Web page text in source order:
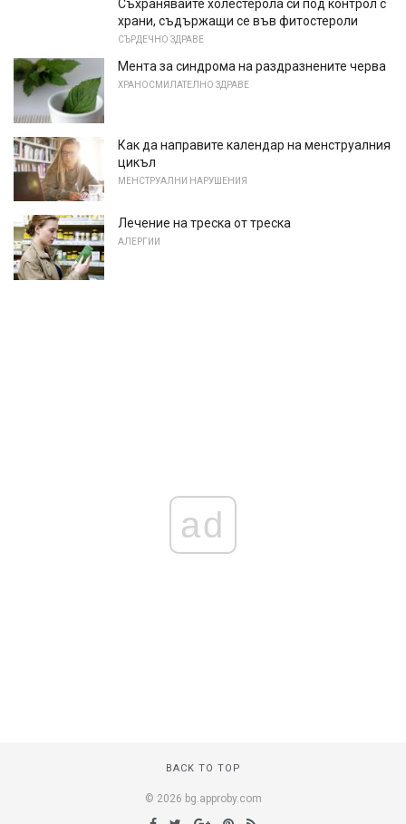
Съхранявайте холестерола си под контрол с
храни, съдържащи се във фитостероли
СЪРДЕЧНО ЗДРАВЕ
Мента за синдрома на раздразнените черва
ХРАНОСМИЛАТЕЛНО ЗДРАВЕ
Как да направите календар на менструалния
цикъл
МЕНСТРУАЛНИ НАРУШЕНИЯ
Лечение на треска от треска
АЛЕРГИИ
ad
BACK TO TOP
© 2026 bg.approby.com